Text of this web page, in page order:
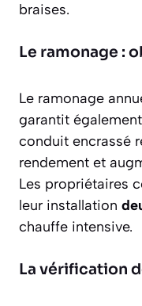
braises.
Le ramonage :
Le ramonage
garantit
conduit encrassé
rendement et
Les propriétaires
leur installation
chauffe intensive.
La vérification